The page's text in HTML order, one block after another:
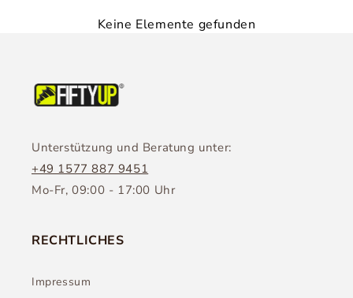
Keine Elemente gefunden
Unterstützung und Beratung unter:
+49 1577 887 9451
Mo-Fr, 09:00 - 17:00 Uhr
RECHTLICHES
Impressum